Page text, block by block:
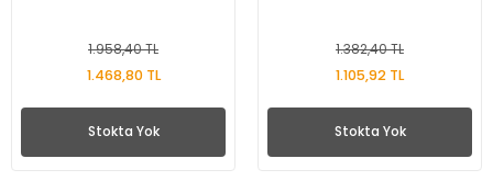
1.958,40 TL
1.468,80 TL
Stokta Yok
1.382,40 TL
1.105,92 TL
Stokta Yok